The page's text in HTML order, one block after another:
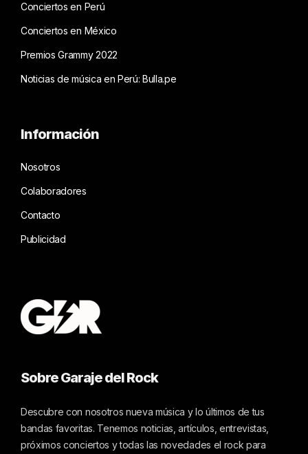
Conciertos en Perú
Conciertos en México
Premios Grammy 2022
Noticias de música en Perú: Bulla.pe
Información
Nosotros
Colaboradores
Contacto
Publicidad
Sobre Garaje del Rock
Descubre con nosotros nueva música y lo últimos de tus
bandas favoritas. Tenemos noticias, artículos, entrevistas,
próximos conciertos y todas las novedades el rock para